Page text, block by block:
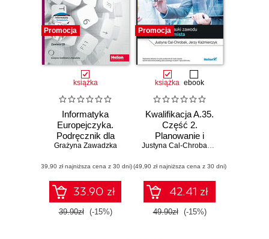
Promocja
książka
Informatyka
Europejczyka.
Podręcznik dla
szkół
Zakres
rozszerzony.
Część 1 (Wydanie
III)
Grażyna Zawadzka
(39,90 zł najniższa cena z 30 dni)
33.90 zł
39.90zł (-15%)
Promocja
książka ebook
Kwalifikacja A.35.
Część 2.
Planowanie i
prowadzenie
organizacji.
Podręcznik do
nauki zawodu
technik
ekonomista
Justyna Cal-Chrobak
,
(49,90 zł najniższa cena z 30 dni)
42.41 zł
49.90zł (-15%)